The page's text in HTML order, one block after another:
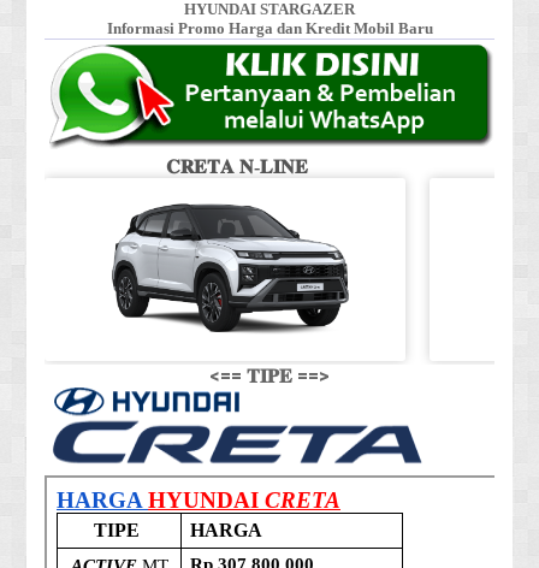
HYUNDAI STARGAZER
Informasi Promo Harga dan Kredit Mobil Baru
𝐂𝐑𝐄𝐓𝐀 𝐍-𝐋𝐈𝐍𝐄
<== 𝐓𝐈𝐏𝐄 ==>